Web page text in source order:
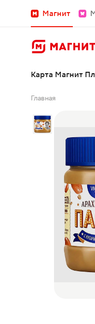
Магнит
Карта Магнит
Главная